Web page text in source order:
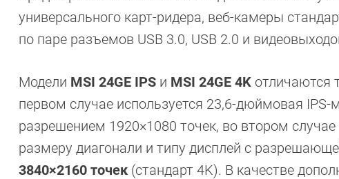
универсального карт-ридера, веб-камеры
по паре разъемов USB 3.0, USB 2.0 и
Модели MSI 24GE IPS и MSI 24GE 4K отличаются
первом случае используется 23,6-дюймовая IPS-
разрешением 1920×1080 точек, во втором
размеру диагонали и типу дисплей с
3840×2160 точек (стандарт 4K). В качестве